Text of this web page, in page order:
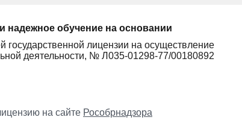
надежное обучение на основании
государственной лицензии на осуществление
деятельности, № Л035-01298-77/00180892
на сайте Рособрнадзора